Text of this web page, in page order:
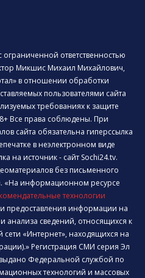
ограниченной ответственностью
Микшис Михаил Михайлович,
в отношении обработки
пользователями сайта
требованиях к защите
Все права соблюдены. При
сайта обязательна гиперссылка
в неэлектронном виде
на источник - сайт Sochi24.tv.
без письменного
«На информационном ресурсе
технологии
предоставления информации на
анализа сведений, относящихся к
сети «Интернет», находящихся на
Регистрация СМИ серия Эл
Федеральной службой по
технологий и массовых